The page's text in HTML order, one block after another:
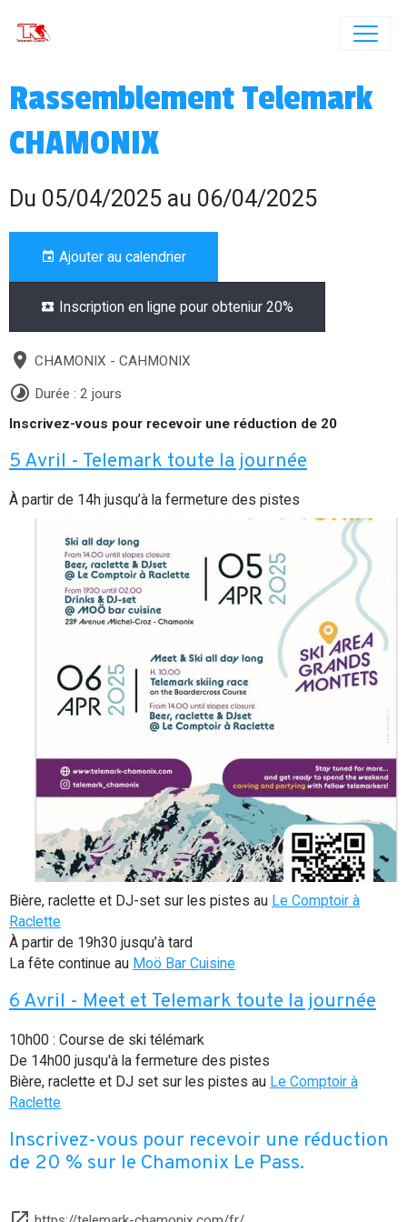
Rassemblement Telemark
CHAMONIX
Du 05/04/2025 au 06/04/2025
Ajouter au calendrier
Inscription en ligne pour obteniur 20%
CHAMONIX - CAHMONIX
Durée : 2 jours
Inscrivez-vous pour recevoir une réduction de 20
5 Avril - Telemark toute la journée
À partir de 14h jusqu’à la fermeture des pistes
Bière, raclette et DJ-set sur les pistes au Le Comptoir à
Raclette
À partir de 19h30 jusqu’à tard
La fête continue au Moö Bar Cuisine
6 Avril - Meet et Telemark toute la journée
10h00 : Course de ski télémark
De 14h00 jusqu'à la fermeture des pistes
Bière, raclette et DJ set sur les pistes au Le Comptoir à
Raclette
Inscrivez-vous pour recevoir une réduction
de 20 % sur le Chamonix Le Pass.